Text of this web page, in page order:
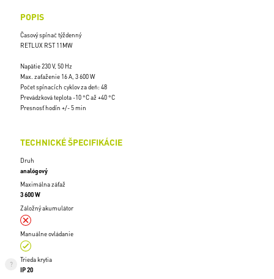
POPIS
Časový spínač týždenný
RETLUX RST 11MW
Napätie 230 V, 50 Hz
Max. zaťaženie 16 A, 3 600 W
Počet spínacích cyklov za deň: 48
Prevádzková teplota -10 °C až +40 °C
Presnosť hodín +/- 5 min
TECHNICKÉ ŠPECIFIKÁCIE
Druh
analógový
Maximálna záťaž
3 600 W
Záložný akumulátor
Manuálne ovládanie
Trieda krytia
IP 20